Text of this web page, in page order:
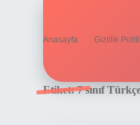
Anasayfa Gizlilik
Etiket:7 sınıf